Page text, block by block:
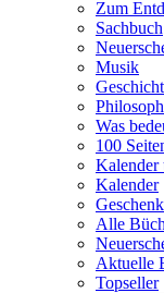
Zum
Sachbuch
Musik
Was
100
Kalender
Kalender
Alle
Aktuelle
Topseller